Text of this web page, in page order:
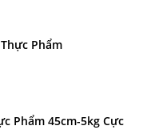
Phẩm
Phẩm 45cm-5kg Cực